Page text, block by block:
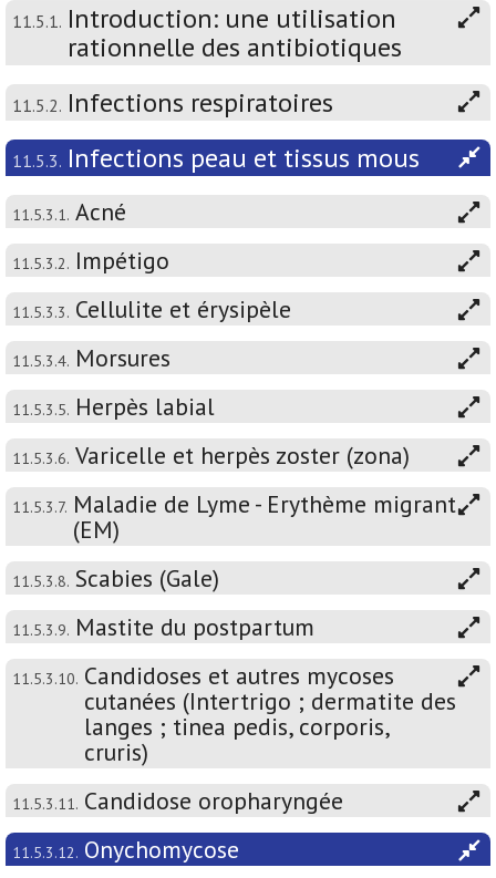
11.5.1. Introduction: une utilisation
rationnelle des antibiotiques
11.5.2. Infections respiratoires
11.5.3. Infections peau et tissus mous
11.5.3.1. Acné
11.5.3.2. Impétigo
11.5.3.3. Cellulite et érysipèle
11.5.3.4. Morsures
11.5.3.5. Herpès labial
11.5.3.6. Varicelle et herpès zoster (zona)
11.5.3.7. Maladie de Lyme - Erythème migrant
(EM)
11.5.3.8. Scabies (Gale)
11.5.3.9. Mastite du postpartum
11.5.3.10. Candidoses et autres mycoses
cutanées (Intertrigo ; dermatite des
langes ; tinea pedis, corporis,
cruris)
11.5.3.11. Candidose oropharyngée
11.5.3.12. Onychomycose